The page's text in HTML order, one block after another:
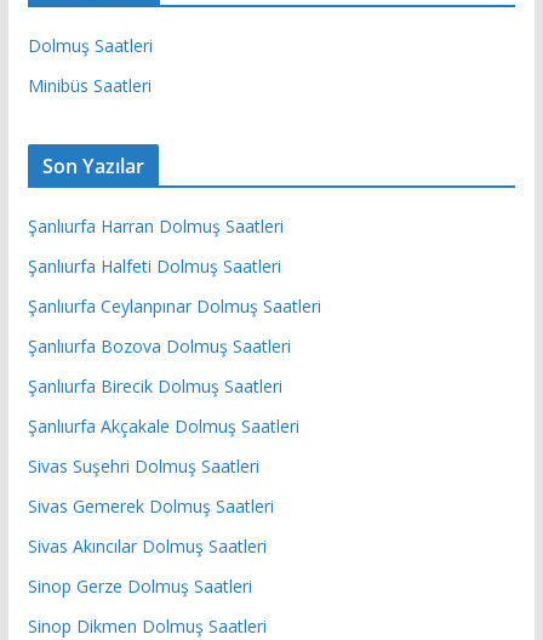
Dolmuş Saatleri
Minibüs Saatleri
Son Yazılar
Şanlıurfa Harran Dolmuş Saatleri
Şanlıurfa Halfeti Dolmuş Saatleri
Şanlıurfa Ceylanpınar Dolmuş Saatleri
Şanlıurfa Bozova Dolmuş Saatleri
Şanlıurfa Birecik Dolmuş Saatleri
Şanlıurfa Akçakale Dolmuş Saatleri
Sivas Suşehri Dolmuş Saatleri
Sivas Gemerek Dolmuş Saatleri
Sivas Akıncılar Dolmuş Saatleri
Sinop Gerze Dolmuş Saatleri
Sinop Dikmen Dolmuş Saatleri